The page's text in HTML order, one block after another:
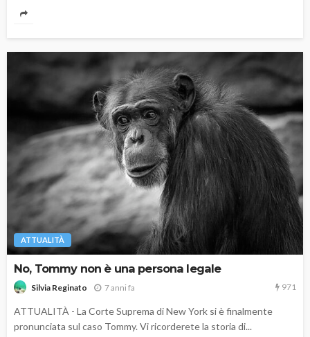
ATTUALITÀ
No, Tommy non è una persona legale
Silvia Reginato 7 anni fa 971
ATTUALITÀ - La Corte Suprema di New York si è finalmente
pronunciata sul caso Tommy. Vi ricorderete la storia di...